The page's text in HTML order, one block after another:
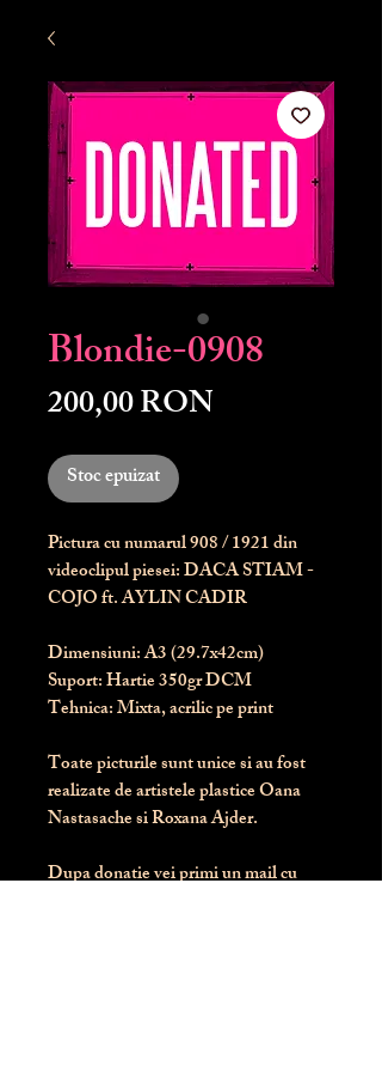
Blondie-0908
200,00 RONPreț
Stoc epuizat
Pictura cu numarul908/ 1921 din
videoclipul piesei: DACA STIAM -
COJO ft. AYLIN CADIR
Dimensiuni: A3 (29.7x42cm)
Suport: Hartie 350gr DCM
Tehnica: Mixta, acrilic pe print
Toate picturile sunt unice si au fost
realizate de artistele plastice Oana
Nastasache si Roxana Ajder.
Dupa donatie vei primi un mail cu